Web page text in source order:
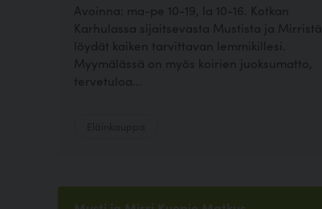
Avoinna: ma-pe 10-19, la 10-16. Kotkan
Karhulassa sijaitsevasta Mustista ja Mirristä
löydät kaiken tarvittavan lemmikillesi.
Myymälässä on myös koirien juoksumatto,
tervetuloa...